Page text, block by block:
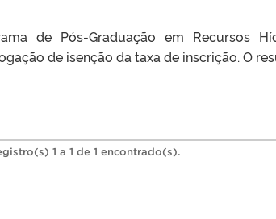
de Pós-Graduação em Recursos
de isenção da taxa de inscrição. O
1 a 1 de 1 encontrado(s).